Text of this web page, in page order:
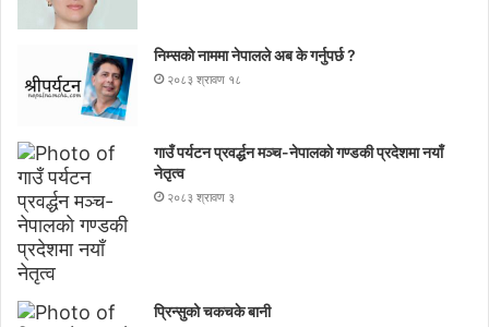
निम्सकाे नाममा नेपालले अब के गर्नुपर्छ ?
२०८३ श्रावण १८
गाउँ पर्यटन प्रवर्द्धन मञ्च-नेपालकाे गण्डकी प्रदेशमा नयाँ
नेतृत्व
२०८३ श्रावण ३
प्रिन्सुको चकचके बानी